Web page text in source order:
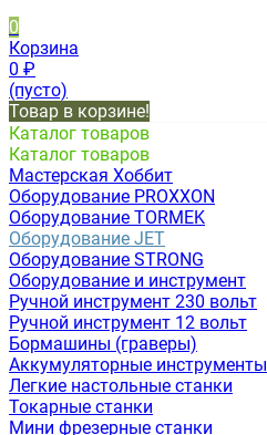
0
Корзина
0 ₽
(пусто)
Товар в корзине!
Каталог товаров
Каталог товаров
Мастерская Хоббит
Оборудование PROXXON
Оборудование TORMEK
Оборудование JET
Оборудование STRONG
Оборудование и инструмент
Ручной инструмент 230 вольт
Ручной инструмент 12 вольт
Бормашины (граверы)
Аккумуляторные инструменты
Легкие настольные станки
Токарные станки
Мини фрезерные станки